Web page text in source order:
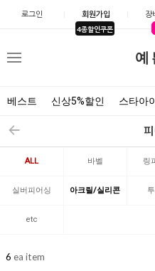
로그인 회원가입
4종할인쿠폰
장
예
메
베스트 신상5%할인 스타아
ALL 바벨 링
실버피어싱 아크릴/실리콘
etc
6 ea item